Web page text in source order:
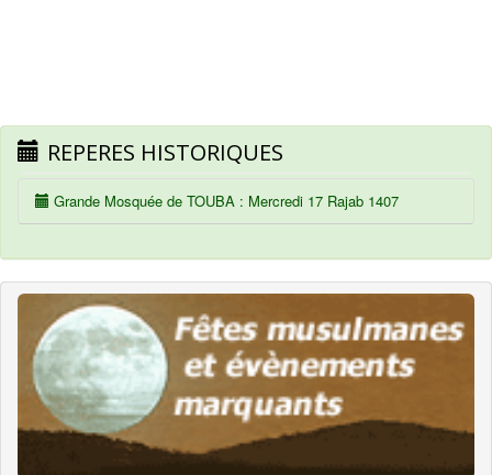
REPERES HISTORIQUES
Grande Mosquée de TOUBA : Mercredi 17 Rajab 1407